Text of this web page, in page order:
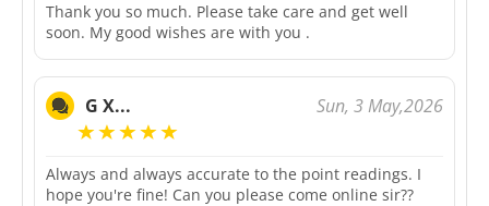
Thank you so much. Please take care and get well
soon. My good wishes are with you .
G X... Sun, 3 May,2026
Always and always accurate to the point readings. I
hope you're fine! Can you please come online sir??